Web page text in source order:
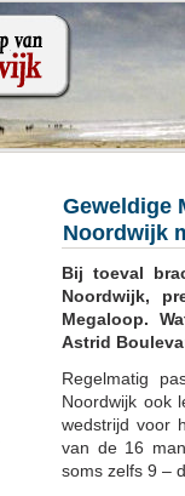
Geweldige
Noordwijk
Bij toeval
Noordwijk,
Megaloop.
Astrid
Regelmatig
Noordwijk ook
wedstrijd voor
van de 16
soms zelfs 9 –